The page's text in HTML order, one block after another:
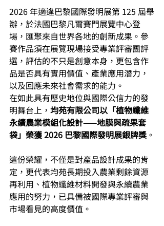
2026 年適逢巴黎國際發明展第 125 屆舉
辦，於法國巴黎凡爾賽門展覽中心登
場，匯聚來自世界各地的創新成果。參
賽作品須在展覽現場接受專業評審團評
選，評估的不只是創意本身，更包含作
品是否具有實用價值、產業應用潛力，
以及回應未來社會需求的能力。
在如此具有歷史地位與國際公信力的發
明舞台上， 均苑有限公司以「植物纖維
永續農業模組化設計——地膜與疏果套
袋」榮獲 2026 巴黎國際發明展銀牌獎 。
這份榮耀，不僅是對產品設計成果的肯
定，更代表均苑長期投入農業剩餘資源
再利用、植物纖維材料開發與永續農業
應用的努力，已具備被國際專業評審與
市場看見的高度價值。